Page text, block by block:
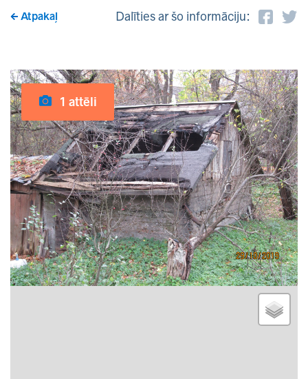
Atpakaļ Dalīties ar šo informāciju:
1 attēli